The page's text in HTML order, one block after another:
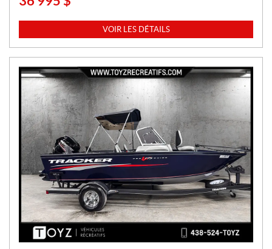
X
:
VOIR LES DÉTAILS